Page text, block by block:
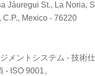
Jáuregui St., La Noria,
C.P., Mexico - 76220
メントシステム - 技術
- ISO 9001。